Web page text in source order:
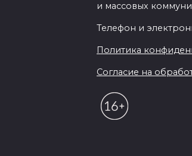
и массовых
Телефон и
Политика
Согласие на